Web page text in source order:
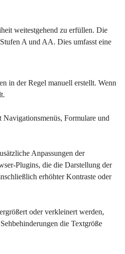
weitestgehend zu erfüllen. Die
A und AA. Dies umfasst eine
in der Regel manuell erstellt. Wenn
Formulare und
Anpassungen der
Plugins, die die Darstellung der
erhöhter Kontraste oder
oder verkleinert werden,
die Textgröße